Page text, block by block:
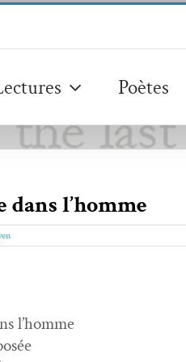
Poètes
l’homme
l’homme